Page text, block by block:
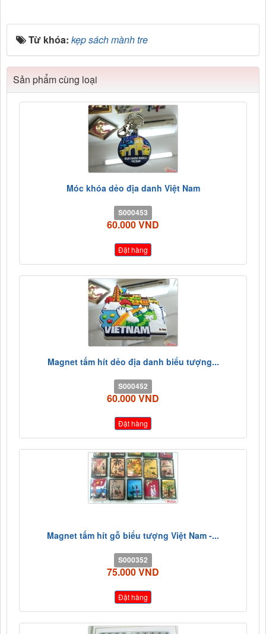
Từ khóa: kẹp sách mành tre
Sản phẩm cùng loại
Móc khóa dẻo địa danh Việt Nam
S000453
60.000 VND
Đặt hàng
Magnet tấm hít dẻo địa danh biểu tượng...
S000452
60.000 VND
Đặt hàng
Magnet tấm hít gỗ biểu tượng Việt Nam -...
S000352
75.000 VND
Đặt hàng